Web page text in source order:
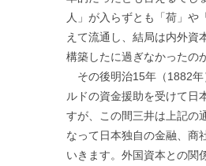
人」が入らずとも「荷」や
えて流通し、結局は内外資
構築したに過ぎなかったの
その後明治15年（1882年
ルドの資金援助を受けて日
すが、この間三井は上記の
なって日本独自の金融、商
いきます。外国資本との関